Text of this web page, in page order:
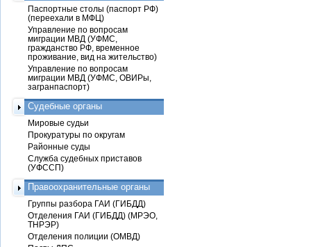
Паспортные столы (паспорт РФ)
(переехали в МФЦ)
Управление по вопросам
миграции МВД (УФМС,
гражданство РФ, временное
проживание, вид на жительство)
Управление по вопросам
миграции МВД (УФМС, ОВИРы,
загранпаспорт)
Судебные органы
Мировые судьи
Прокуратуры по округам
Районные суды
Служба судебных приставов
(УФССП)
Правоохранительные органы
Группы разбора ГАИ (ГИБДД)
Отделения ГАИ (ГИБДД) (МРЭО,
ТНРЭР)
Отделения полиции (ОМВД)